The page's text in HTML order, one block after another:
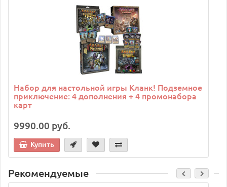
Набор для настольной игры Кланк! Подземное
приключение: 4 дополнения + 4 промонабора
карт
9990.00 руб.
Купить
Рекомендуемые